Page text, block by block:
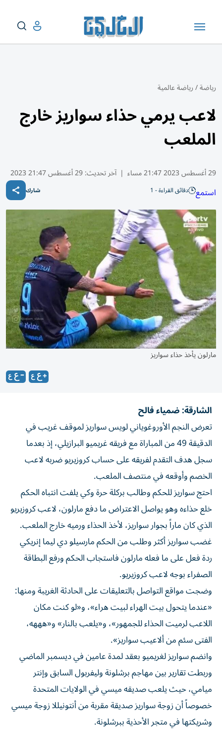
رياضة/رياضة عالمية
لاعب يرمي حذاء سواريز خارج
الملعب
29 أغسطس 2023 21:47 مساء | آخر تحديث:29 أغسطس 21:47 2023
استمع دقائق القراءة - 1 شارك
مارلون يأخذ حذاء سواريز
الشارقة: ضمياء فالح
تعرض النجم الأوروغوياني لويس سواريز لموقف غريب في
الدقيقة 49 من المباراة مع فريقه غريميو البرازيلي، إذ بعدما
سجل هدف التقدم لفريقه على حساب كروزيريو ضربه لاعب
الخصم وأوقعه في منتصف الملعب.
احتج سواريز للحكم وطالب بركلة حرة وكي يلفت انتباه الحكم
خلع حذاءه وهو يواصل الاعتراض ما دفع مارلون، لاعب كروزيريو
الذي كان ماراً بجوار سواريز، لأخذ الحذاء ورميه خارج الملعب.
غضب سواريز أكثر وطلب من الحكم مارسيلو دي ليما إنريكي
ردة فعل على ما فعله مارلون فاستجاب الحكم ورفع البطاقة
الصفراء بوجه لاعب كروزيريو.
وضجت مواقع التواصل بالتعليقات على الحادثة الغريبة ومنها:
«عندما يتحول بيت الهراء لبيت هراء»، و«لو كنت مكان
اللاعب لرميت الحذاء للجمهور»، و«يلعب بالنار» و«هههه،
الفتى سئم من ألاعيب سواريز».
وانضم سواريز لغريميو بعقد لمدة عامين في ديسمبر الماضي
وربطت تقارير بين مهاجم برشلونة وليفربول السابق وإنتر
ميامي، حيث يلعب صديقه ميسي في الولايات المتحدة
خصوصاً أن زوجة سواريز صديقة مقربة من أنتونيللا زوجة ميسي
وشريكتها في متجر الأحذية ببرشلونة.